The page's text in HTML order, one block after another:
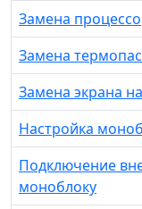
Замена
Замена
Замена экрана
Настройка
Подключение
моноблоку